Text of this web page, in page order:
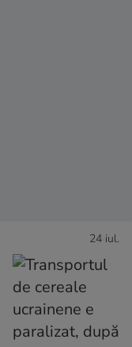
24 iul.